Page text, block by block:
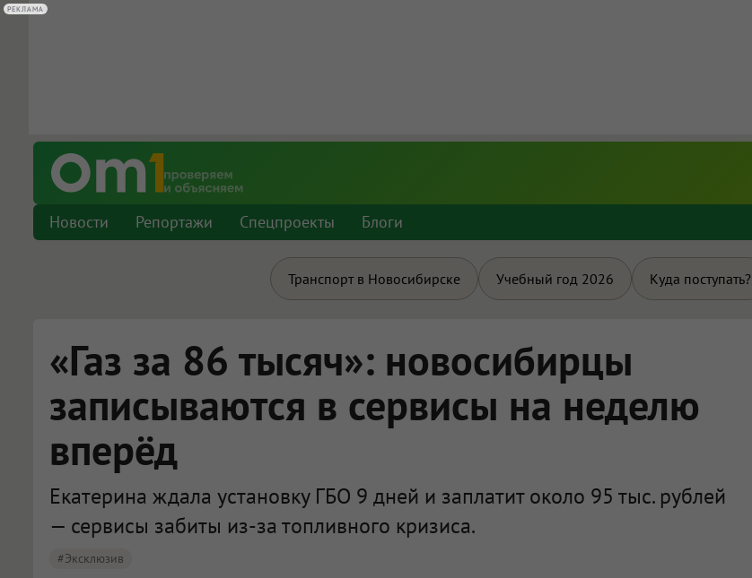
РЕКЛАМА
Новости Репортажи Спецпроекты Блоги
Транспорт в Новосибирске Учебный год 2026 Куда поступать?
«Газ за 86 тысяч»: новосибирцы
записываются в сервисы на неделю
вперёд
Екатерина ждала установку ГБО 9 дней и заплатит около 95 тыс. рублей
— сервисы забиты из-за топливного кризиса.
#эксклюзив
РЕКЛАМА